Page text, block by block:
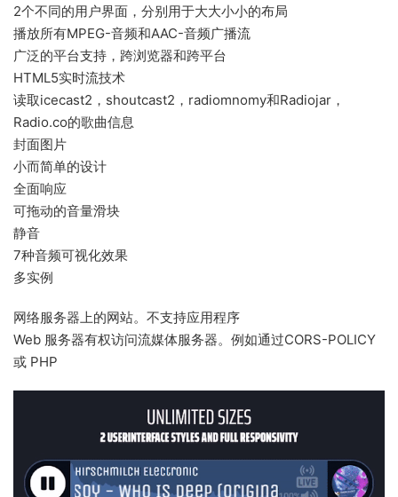
2个不同的用户界面，分别用于大大小小的布局
播放所有MPEG-音频和AAC-音频广播流
广泛的平台支持，跨浏览器和跨平台
HTML5实时流技术
读取icecast2，shoutcast2，radiomnomy和Radiojar，
Radio.co的歌曲信息
封面图片
小而简单的设计
全面响应
可拖动的音量滑块
静音
7种音频可视化效果
多实例
网络服务器上的网站。不支持应用程序
Web 服务器有权访问流媒体服务器。例如通过CORS-POLICY
或 PHP